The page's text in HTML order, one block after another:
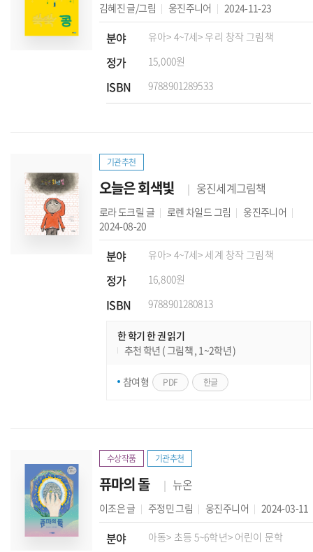
김혜진 글/그림 웅진주니어 2024-11-23
분야 유아> 4~7세> 우리 창작 그림책
정가 15,000원
ISBN 9788901289533
기관추천
오늘은 회색빛 웅진세계그림책
로라 도크릴 글 로렌 차일드그림
웅진주니어
2024-08-20
분야 유아> 4~7세> 세계 창작 그림책
정가 16,800원
ISBN 9788901280813
한 학기 한 권 읽기
추천 학년 ( 그림책 , 1~2학년 )
참여형 PDF 한글
수상작품 기관추천
퓨마의 돌 뉴온
이조은글 주정민그림 웅진주니어 2024-03-11
분야 아동> 초등 5~6학년> 어린이 문학